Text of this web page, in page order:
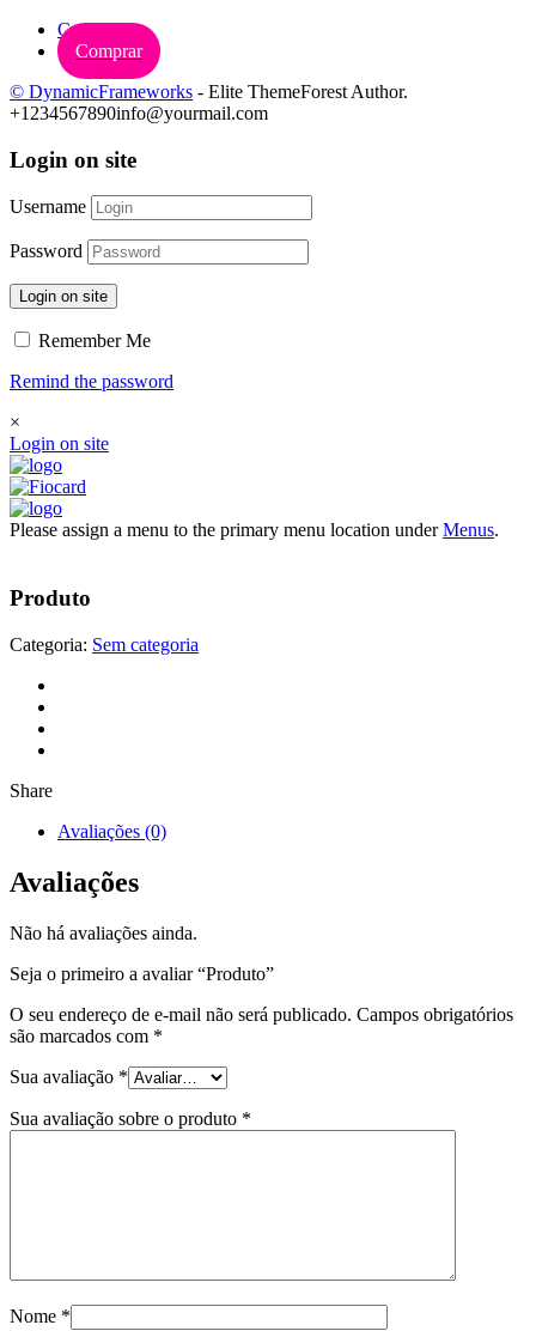
Carrinho
Comprar
© DynamicFrameworks - Elite ThemeForest Author.
+1234567890info@yourmail.com
Login on site
Username
Password
Login on site
Remember Me
Remind the password
×
Login on site
Please assign a menu to the primary menu location underMenus.
Produto
Categoria: Sem categoria
Share
Avaliações (0)
Avaliações
Não há avaliações ainda.
Seja o primeiro a avaliar “Produto”
O seu endereço de e-mail não será publicado. Campos obrigatórios
são marcados com *
Sua avaliação *
Sua avaliação sobre o produto *
Nome *